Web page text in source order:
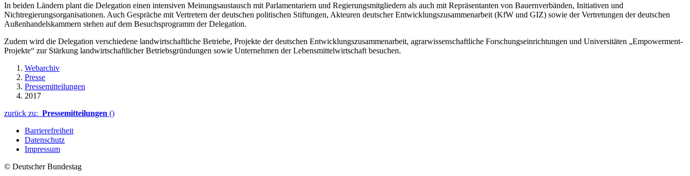
In beiden Ländern plant die Delegation einen intensiven Meinungsaustausch mit Parlamentariern und Regierungsmitgliedern als auch mit Repräsentanten von Bauernverbänden, Initiativen und
Nichtregierungsorganisationen. Auch Gespräche mit Vertretern der deutschen politischen Stiftungen, Akteuren deutscher Entwicklungszusammenarbeit (KfW und GIZ) sowie der Vertretungen der deutschen
Außenhandelskammern stehen auf dem Besuchsprogramm der Delegation.
Zudem wird die Delegation verschiedene landwirtschaftliche Betriebe, Projekte der deutschen Entwicklungszusammenarbeit, agrarwissenschaftliche Forschungseinrichtungen und Universitäten „Empowerment-
Projekte“ zur Stärkung landwirtschaftlicher Betriebsgründungen sowie Unternehmen der Lebensmittelwirtschaft besuchen.
Webarchiv
Presse
Pressemitteilungen
2017
zurück zu: Pressemitteilungen ()
Barrierefreiheit
Datenschutz
Impressum
© Deutscher Bundestag